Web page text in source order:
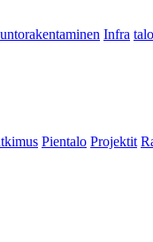
Infra
Pientalo Projektit